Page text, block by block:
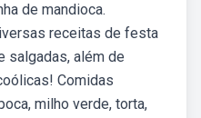
de mandioca.
receitas de festa
salgadas, além de
Comidas
milho verde, torta,